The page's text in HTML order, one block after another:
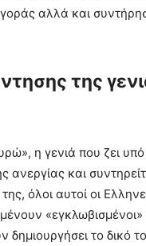
αλλά και
της
η γενιά που ζει υπό
ανεργίας και
όλοι αυτοί οι
«εγκλωβισμένοι»
δημιουργήσει το δικό